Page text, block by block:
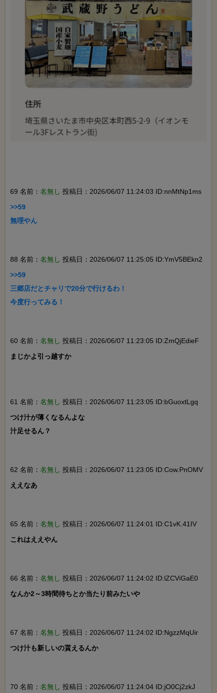
69 名前： 名無し 投稿日：2026/06/07 11:24:03 ID:nnMtNp1ms
>>59
無理やん
88 名前： 名無し 投稿日：2026/06/07 11:25:05 ID:YmV5BEkn2
>>59
三郷店だとチャリで20分で行けるわ！
今度行ってみる！
60 名前： 名無し 投稿日：2026/06/07 11:23:05 ID:ZmQjEdieF
まじかよ引っ越すか
61 名前： 名無し 投稿日：2026/06/07 11:23:05 ID:bGuoxtLgq
つけ汁が薄くなるんよな
汁足せるん？
62 名前： 名無し 投稿日：2026/06/07 11:23:05 ID:Cow.PnOMV
ええなあ
65 名前： 名無し 投稿日：2026/06/07 11:24:01 ID:C1vK.41IV
これはええやん
66 名前： 名無し 投稿日：2026/06/07 11:24:02 ID:lZCViGaE0
なんか2～3時間待ちとか当たり前みたいや
67 名前： 名無し 投稿日：2026/06/07 11:24:02 ID:NgzzMqUir
つけ汁も新しいの貰えるんか
70 名前： 名無し 投稿日：2026/06/07 11:24:04 ID:jO0Cj2zkJ